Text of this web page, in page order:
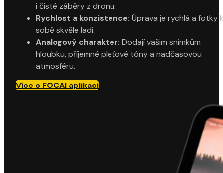
i čisté záběry z dronu.
Rychlost a konzistence: Úprava je rychlá a fotky k
sobě skvěle ladí.
Analogový charakter: Dodají vašim snímkům
hloubku, příjemné pleťové tóny a nadčasovou
atmosféru.
Více o FOCAI aplikaci